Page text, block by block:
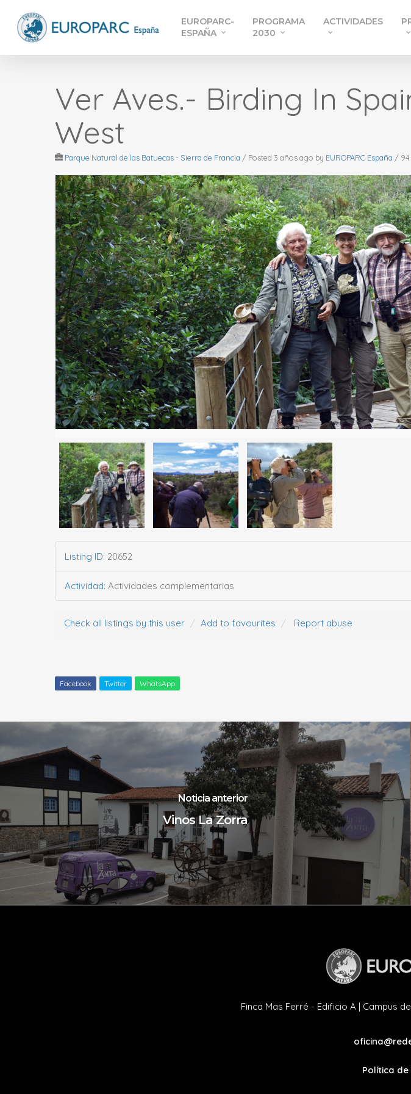
content
EUROPARC-
ESPAÑA
PROGRAMA
2030
ACTIVIDADES
Ver Aves.- Birding In
West
Parque Natural de las Batuecas - Sierra de Francia / Posted 3 años ago by EUROPARC España / 94
Listing ID: 20652
Actividad: Actividades complementarias
Check all listings by this user Add to favourites Report abuse
Facebook Twitter WhatsApp
Noticia anterior
Vinos La Zorra
Finca Mas Ferré - Edificio A | Campus
Política